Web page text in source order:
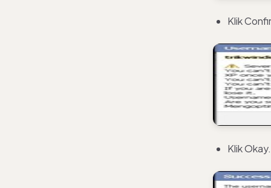
Klik
Klik Okay.